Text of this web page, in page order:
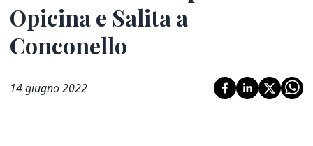
Opicina e Salita a
Conconello
14 giugno 2022